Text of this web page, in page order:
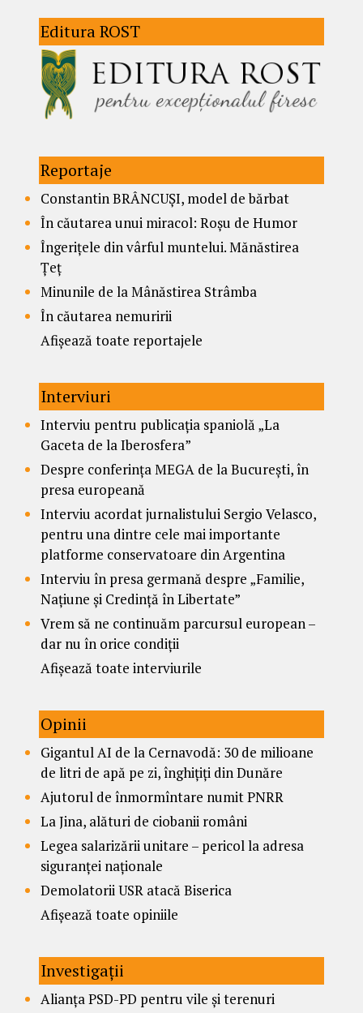
Editura ROST
Reportaje
Constantin BRÂNCUȘI, model de bărbat
În căutarea unui miracol: Roșu de Humor
Îngerițele din vârful muntelui. Mănăstirea
Țeț
Minunile de la Mânăstirea Strâmba
În căutarea nemuririi
Afișează toate reportajele
Interviuri
Interviu pentru publicația spaniolă „La
Gaceta de la Iberosfera”
Despre conferința MEGA de la București, în
presa europeană
Interviu acordat jurnalistului Sergio Velasco,
pentru una dintre cele mai importante
platforme conservatoare din Argentina
Interviu în presa germană despre „Familie,
Națiune și Credință în Libertate”
Vrem să ne continuăm parcursul european –
dar nu în orice condiții
Afișează toate interviurile
Opinii
Gigantul AI de la Cernavodă: 30 de milioane
de litri de apă pe zi, înghițiți din Dunăre
Ajutorul de înmormîntare numit PNRR
La Jina, alături de ciobanii români
Legea salarizării unitare – pericol la adresa
siguranței naționale
Demolatorii USR atacă Biserica
Afișează toate opiniile
Investigații
Alianța PSD-PD pentru vile și terenuri